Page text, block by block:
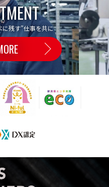
に残す”仕事を共に